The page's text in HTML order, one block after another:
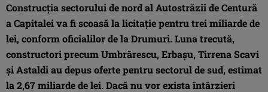
Construcţia sectorului de nord al Autostrăzii de Centură
a Capitalei va fi scoasă la licitaţie pentru trei miliarde de
lei, conform oficialilor de la Drumuri. Luna trecută,
constructori precum Umbrărescu, Erbaşu, Tirrena Scavi
şi Astaldi au depus oferte pentru sectorul de sud, estimat
la 2,67 miliarde de lei. Dacă nu vor exista întârzieri